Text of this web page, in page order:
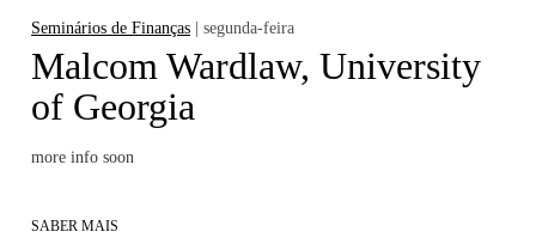
Seminários de Finanças | segunda-feira
Malcom Wardlaw, University
of Georgia
more info soon
SABER MAIS